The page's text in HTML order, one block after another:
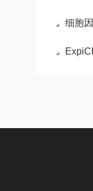
细胞因子
ExpiCHO